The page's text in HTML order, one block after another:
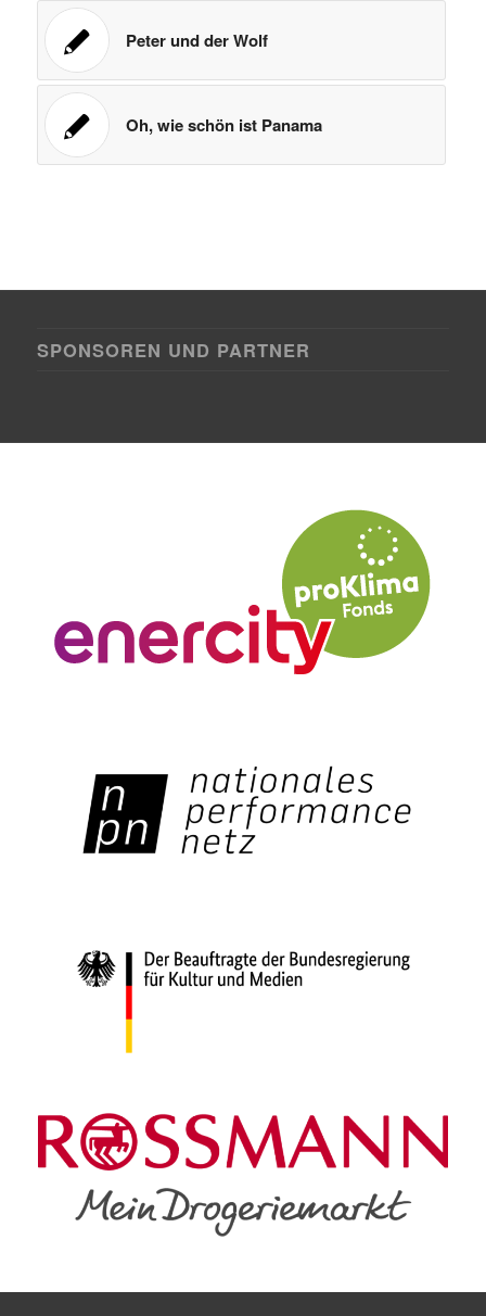
Peter und der Wolf
Oh, wie schön ist Panama
SPONSOREN UND PARTNER